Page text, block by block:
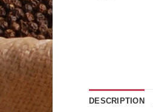
DESCRIPTION